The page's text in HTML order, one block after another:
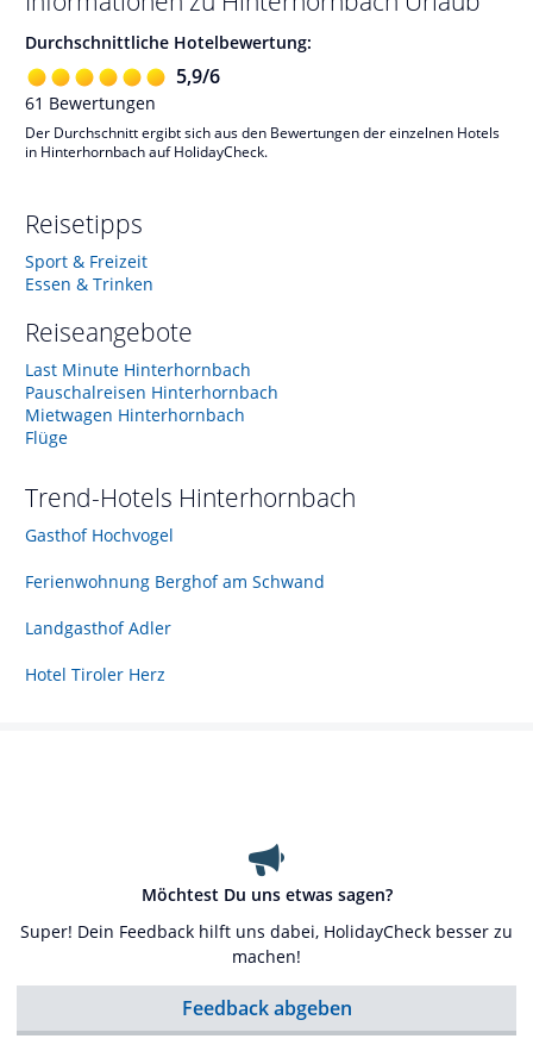
Durchschnittliche Hotelbewertung:
5,9/6
61 Bewertungen
Der Durchschnitt ergibt sich aus den Bewertungen der einzelnen Hotels
in Hinterhornbach auf HolidayCheck.
Reisetipps
Sport & Freizeit
Essen & Trinken
Reiseangebote
Last Minute Hinterhornbach
Pauschalreisen Hinterhornbach
Mietwagen Hinterhornbach
Flüge
Trend-Hotels Hinterhornbach
Gasthof Hochvogel
Ferienwohnung Berghof am Schwand
Landgasthof Adler
Hotel Tiroler Herz
Möchtest Du uns etwas sagen?
Super! Dein Feedback hilft uns dabei, HolidayCheck besser zu
machen!
Feedback abgeben